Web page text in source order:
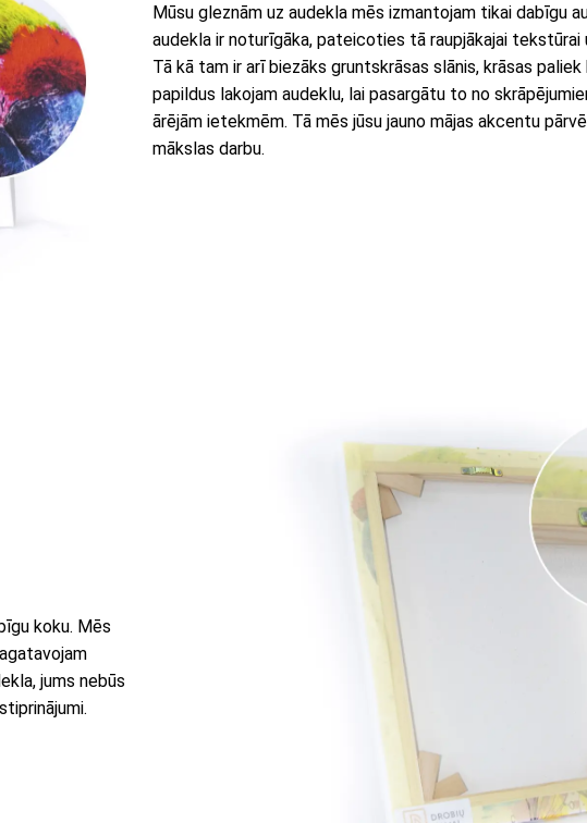
Mūsu gleznām uz audekla mēs izmantojam tikai dabīgu
audekla ir noturīgāka, pateicoties tā raupjākajai tekstūrai
Tā kā tam ir arī biezāks gruntskrāsas slānis, krāsas
papildus lakojam audeklu, lai pasargātu to no
ārējām ietekmēm. Tā mēs jūsu jauno mājas akcentu
mākslas darbu.
koku. Mēs
jums nebūs